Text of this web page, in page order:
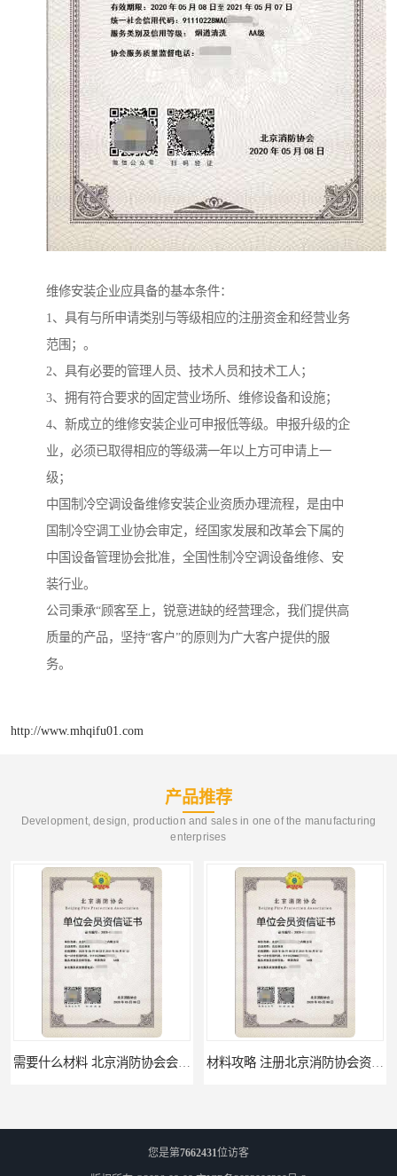
维修安装企业应具备的基本条件：
1、具有与所申请类别与等级相应的注册资金和经营业务
范围；。
2、具有必要的管理人员、技术人员和技术工人；
3、拥有符合要求的固定营业场所、维修设备和设施；
4、新成立的维修安装企业可申报低等级。申报升级的企
业，必须已取得相应的等级满一年以上方可申请上一
级；
中国制冷空调设备维修安装企业资质办理流程，是由中
国制冷空调工业协会审定，经国家发展和改革会下属的
中国设备管理协会批准，全国性制冷空调设备维修、安
装行业。
公司秉承“顾客至上，锐意进缺的经营理念，我们提供高
质量的产品，坚持“客户”的原则为广大客户提供的服
务。
http://www.mhqifu01.com
产品推荐
Development, design, production and sales in one of the manufacturing
enterprises
您是第7662431位访客